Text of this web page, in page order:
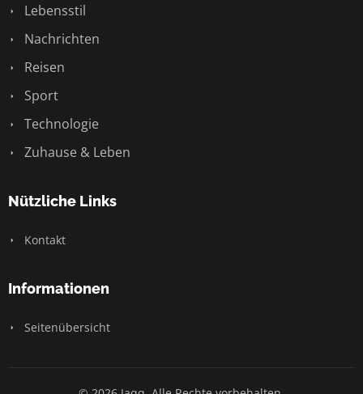
Lebensstil
Nachrichten
Reisen
Sport
Technologie
Zuhause & Leben
Nützliche Links
Kontakt
Informationen
Seitenübersicht